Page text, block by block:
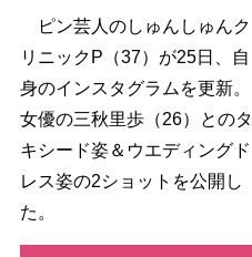
ピン芸人のしゅんしゅんク
リニックP（37）が25日、自
身のインスタグラムを更新。
女優の三秋里歩（26）とのタ
キシード姿＆ウエディングド
レス姿の2ショットを公開し
た。